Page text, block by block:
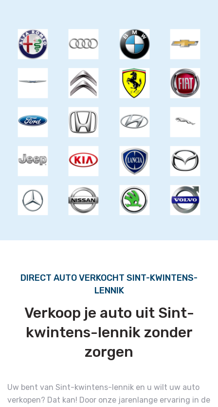
DIRECT AUTO VERKOCHT SINT-KWINTENS-
LENNIK
Verkoop je auto uit Sint-
kwintens-lennik zonder
zorgen
Uw bent van Sint-kwintens-lennik en u wilt uw auto
verkopen? Dat kan! Door onze jarenlange ervaring in de